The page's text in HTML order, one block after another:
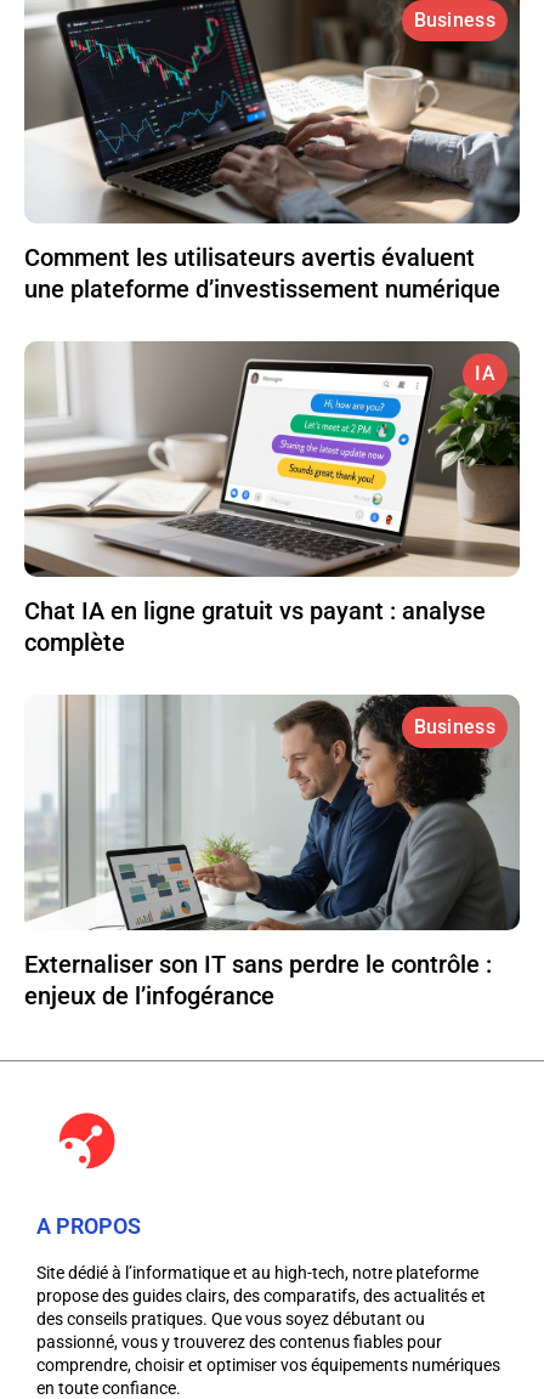
Business
Comment les utilisateurs avertis évaluent
une plateforme d’investissement numérique
IA
Chat IA en ligne gratuit vs payant : analyse
complète
Business
Externaliser son IT sans perdre le contrôle :
enjeux de l’infogérance
A PROPOS
Site dédié à l’informatique et au high-tech, notre plateforme
propose des guides clairs, des comparatifs, des actualités et
des conseils pratiques. Que vous soyez débutant ou
passionné, vous y trouverez des contenus fiables pour
comprendre, choisir et optimiser vos équipements numériques
en toute confiance.